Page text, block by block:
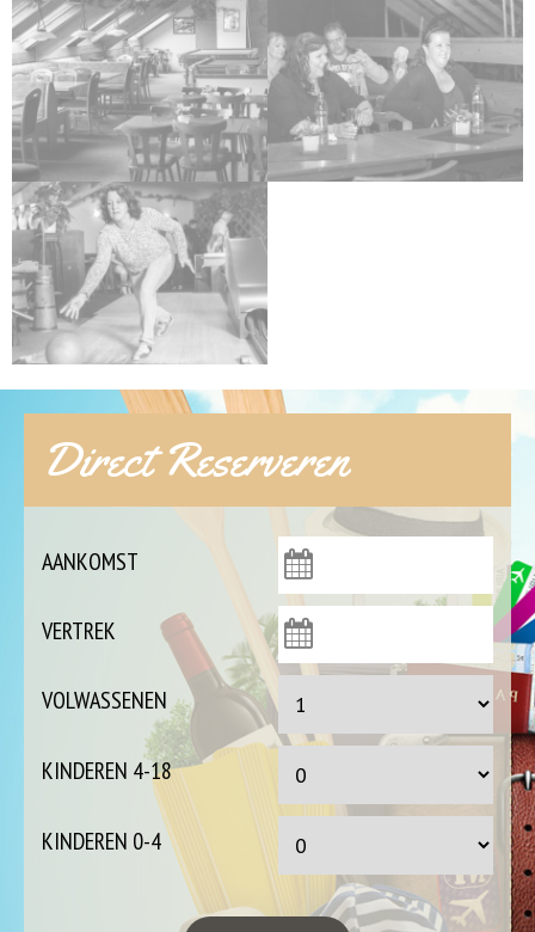
Direct Reserveren
AANKOMST
VERTREK
VOLWASSENEN
KINDEREN 4-18
KINDEREN 0-4